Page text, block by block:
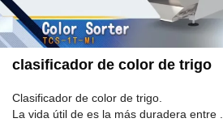
clasificador de color de trigo
Clasificador de color de trigo.
La vida útil de es la más duradera entre .